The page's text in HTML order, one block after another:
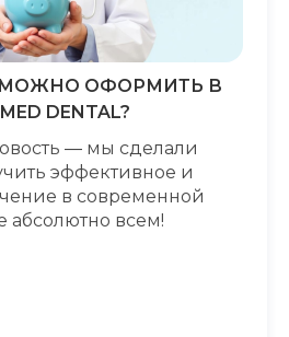
МОЖНО ОФОРМИТЬ В
DENTAL?
― мы сделали
эффективное и
в современной
абсолютно всем!